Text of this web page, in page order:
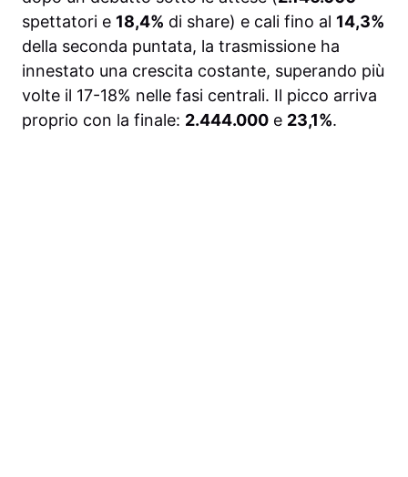
spettatori e 18,4% di share) e cali fino al 14,3%
della seconda puntata, la trasmissione ha
innestato una crescita costante, superando più
volte il 17-18% nelle fasi centrali. Il picco arriva
proprio con la finale: 2.444.000 e 23,1%.